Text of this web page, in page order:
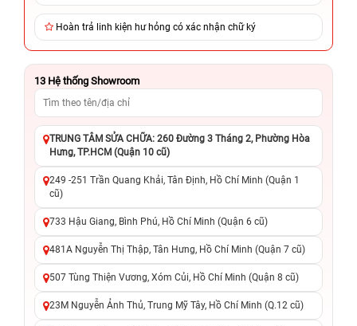
Hoàn trả linh kiện hư hỏng có xác nhận chữ ký
13 Hệ thống Showroom
TRUNG TÂM SỬA CHỮA: 260 Đường 3 Tháng 2, Phường Hòa
Hưng, TP.HCM (Quận 10 cũ)
249 -251 Trần Quang Khải, Tân Định, Hồ Chí Minh (Quận 1
cũ)
733 Hậu Giang, Bình Phú, Hồ Chí Minh (Quận 6 cũ)
481A Nguyễn Thị Thập, Tân Hưng, Hồ Chí Minh (Quận 7 cũ)
507 Tùng Thiện Vương, Xóm Củi, Hồ Chí Minh (Quận 8 cũ)
23M Nguyễn Ảnh Thủ, Trung Mỹ Tây, Hồ Chí Minh (Q.12 cũ)